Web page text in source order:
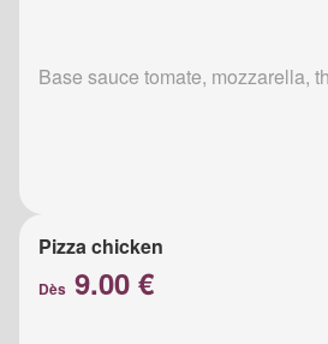
Base sauce tomate, mozzarella,
Pizza chicken
Dès 9.00 €